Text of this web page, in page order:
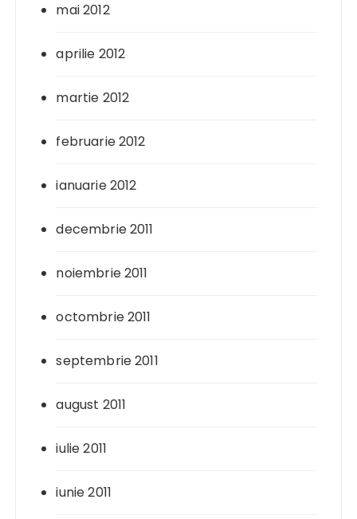
mai 2012
aprilie 2012
martie 2012
februarie 2012
ianuarie 2012
decembrie 2011
noiembrie 2011
octombrie 2011
septembrie 2011
august 2011
iulie 2011
iunie 2011